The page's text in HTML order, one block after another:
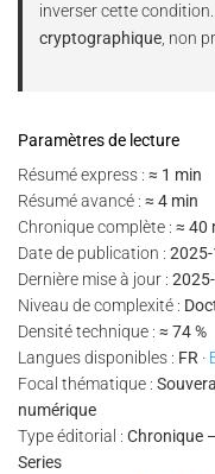
inverser cette
cryptographique, non
Paramètres de lecture
Résumé express : ≈ 1 min
Résumé avancé : ≈ 4 min
Chronique complète : ≈ 40
Date de publication :
Dernière mise à jour :
Niveau de complexité :
Densité technique : ≈ 74 %
Langues disponibles : FR ·
Focal thématique :
numérique
Type éditorial : Chronique
Series